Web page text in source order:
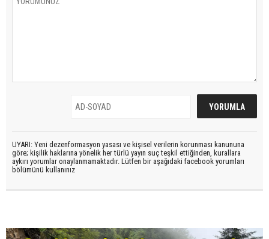
UYARI: Yeni dezenformasyon yasası ve kişisel verilerin korunması kanununa
göre; kişilik haklarına yönelik her türlü yayın suç teşkil ettiğinden, kurallara
aykırı yorumlar onaylanmamaktadır. Lütfen bir aşağıdaki facebook yorumları
bölümünü kullanınız